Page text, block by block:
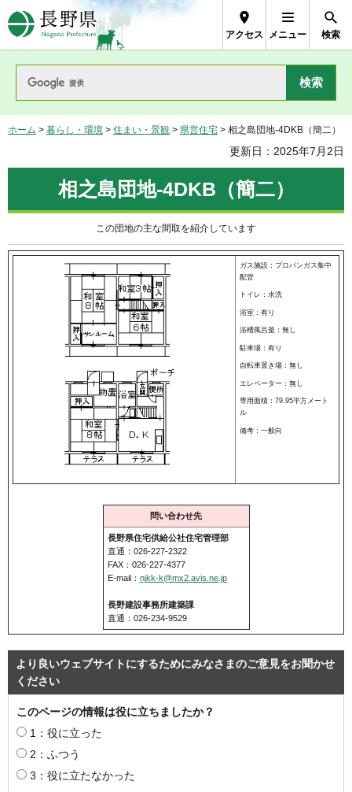
長野県Nagano Prefecture
アクセス メニュー 検索
ホーム > 暮らし・環境 > 住まい・景観 > 県営住宅 > 相之島団地-4DKB（簡二）
更新日：2025年7月2日
相之島団地-4DKB（簡二）
この団地の主な間取を紹介しています
ガス施設：プロパンガス集中
配管
トイレ：水洗
浴室：有り
浴槽風呂釜：無し
駐車場：有り
自転車置き場：無し
エレベーター：無し
専用面積：79.95平方メート
ル
備考：一般向
問い合わせ先
長野県住宅供給公社住宅管理部
直通：026-227-2322
FAX：026-227-4377
E-mail： njkk-k@mx2.avis.ne.jp
長野建設事務所建築課
直通：026-234-9529
より良いウェブサイトにするためにみなさまのご意見をお聞かせ
ください
このページの情報は役に立ちましたか？
1：役に立った
2：ふつう
3：役に立たなかった